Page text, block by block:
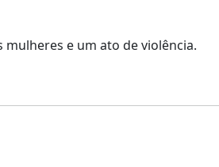
e um ato de violência.